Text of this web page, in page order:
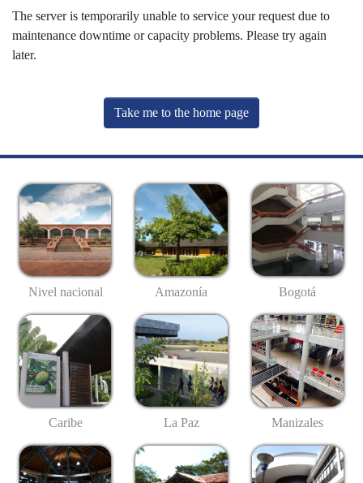
The server is temporarily unable to service your request due to
maintenance downtime or capacity problems. Please try again
later.
Take me to the home page
Nivel nacional Amazonía Bogotá
Caribe La Paz Manizales